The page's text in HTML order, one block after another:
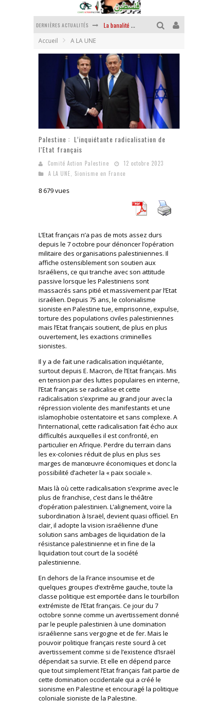
DERNIÈRES ACTUALITÉS La banalité du mal colonial
La puissance américaine en peau de chagrin
Accueil A LA UNE
Palestine : L’inquiétante radicalisation de
l’Etat français
Comité Action Palestine
12 octobre 2023
A LA UNE
Sionisme en France
8 679 vues
L’Etat français n’a pas de mots assez durs
depuis le 7 octobre pour dénoncer l’opération
militaire des organisations palestiniennes. Il
affiche ostensiblement son soutien aux
Israéliens, ce qui tranche avec son attitude
passive lorsque les Palestiniens sont
massacrés sans pitié et massivement par l’Etat
israélien. Depuis 75 ans, le colonialisme
sioniste en Palestine tue, emprisonne, expulse,
torture des populations civiles palestiniennes
mais l’Etat français soutient, de plus en plus
ouvertement, les exactions criminelles
sionistes.
Il y a de fait une radicalisation inquiétante,
surtout depuis E. Macron, de l’Etat français. Mis
en tension par des luttes populaires en interne,
l’Etat français se radicalise et cette
radicalisation s’exprime au grand jour avec la
répression violente des manifestants et une
islamophobie ostentatoire et sans complexe. A
l’international, cette radicalisation fait écho aux
difficultés auxquelles il est confronté, en
particulier en Afrique. Perdre du terrain dans
les ex-colonies réduit de plus en plus ses
marges de manœuvre économiques et donc la
possibilité d’acheter la « paix sociale ».
Mais là où cette radicalisation s’exprime avec le
plus de franchise, c’est dans le théâtre
d’opération palestinien. L’alignement, voire la
subordination à Israël, devient quasi officiel. En
clair, il adopte la vision israélienne d’une
solution sans ambages de liquidation de la
résistance palestinienne et in fine de la
liquidation tout court de la société
palestinienne.
En dehors de la France insoumise et de
quelques groupes d’extrême gauche, toute la
classe politique est emportée dans le tourbillon
extrémiste de l’Etat français. Ce jour du 7
octobre sonne comme un avertissement donné
par le peuple palestinien à une domination
israélienne sans vergogne et de fer. Mais le
pouvoir politique français reste sourd à cet
avertissement comme si de l’existence d’Israël
dépendait sa survie. Et elle en dépend parce
que tout simplement l’Etat français fait partie de
cette domination occidentale qui a créé le
sionisme en Palestine et encouragé la politique
coloniale sioniste de la Palestine.